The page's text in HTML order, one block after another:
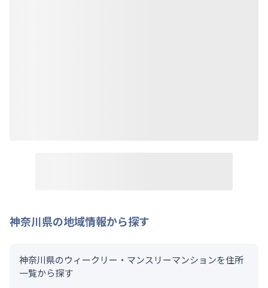
神奈川県の地域情報から探す
神奈川県のウィークリー・マンスリーマンションを住所
一覧から探す